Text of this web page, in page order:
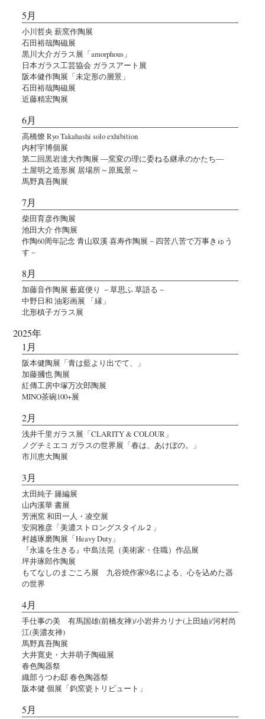
5月
小川哲央 薪窯作陶展
石田裕哉陶磁展
黒川大介ガラス展「amorphous」
日本ガラス工芸協会 ガラスアート展
阪本健作陶展「未定形の層景」
石田裕哉陶磁展
近藤精宏陶展
6月
高橋燎 Ryo Takahashi solo exhibition
内村宇博個展
第二回黒岩達大作陶展 ―窯変の理に委ねる継承のかたち―
土屋明之造形展 居場所～原風景～
馬野真吾陶展
7月
柴田育彦作陶展
池田大介 作陶展
作陶60周年記念 青山双溪 喜寿作陶展－四苦八苦で万事きゅう
す－
8月
加藤音作陶展 薮庭便り －草思ふ 草語る－
中野日和 油彩画展 「縁」
北形槙子ガラス展
2025年
1月
阪本健陶展「青は藍より出でて、」
加藤摑也 陶展
紅傳工房中塚万次郎陶展
MINO茶碗100+展
2月
浅井千里ガラス展「CLARITY & COLOUR」
ノグチミエコ ガラスの世界展「春は、あけぼの。」
市川恵大陶展
3月
太田純子 籐編展
山内溪華 書展
芳洲窯 和田一人・凌空展
安洞雅彦「美濃ストロングスタイル２」
村越琢磨陶展「Heavy Duty」
『永遠を生きる』中島法晃（美術家・住職）作品展
坪井琢郎作陶展
もてなしのまごころ展 九谷焼作家9名による、心を込めた器
の世界
4月
手仕事の美 有馬国雄(前橋友禅)/小岩井カリナ(上田紬)/河村尚
江(美濃友禅)
馬野真吾陶展
大井寛史・大井萌子陶磁展
春色陶器祭
織部うつわ邸 春色陶器祭
阪本健 個展「鈞窯瓷トリビュート」
5月